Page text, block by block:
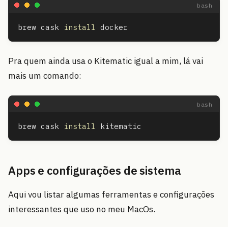
brew cask install
Pra quem ainda usa o Kitematic igual a mim, lá vai
mais um comando:
brew cask install
Apps e configurações de sistema
Aqui vou listar algumas ferramentas e configurações
interessantes que uso no meu MacOs.